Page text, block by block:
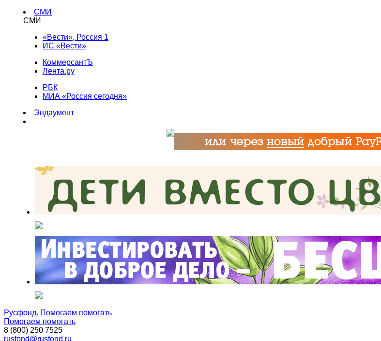
СМИ
СМИ
«Вести», Россия 1
ИС «Вести»
КоммерсантЪ
Лента.ру
РБК
МИА «Россия сегодня»
Эндаумент
Русфонд. Помогаем помогать
Помогаем помогать
8 (800) 250 7525
rusfond@rusfond.ru